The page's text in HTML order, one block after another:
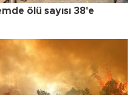
ölü sayısı 38'e